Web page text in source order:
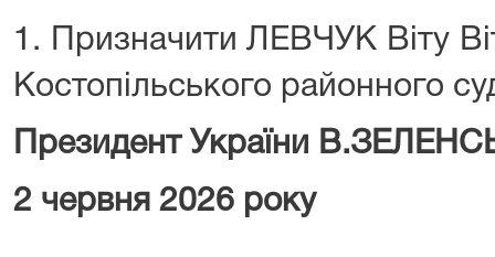
1. Призначити ЛЕВЧУК Віту
Костопільського районного
Президент України
2 червня 2026 року